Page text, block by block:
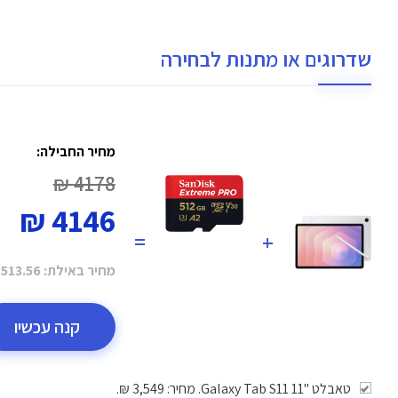
שדרוגים או מתנות לבחירה
+
=
מחיר החבילה:
4178 ₪
4146 ₪
מחיר באילת: ₪
קנה עכשיו
טאבלט "11 Galaxy Tab S11. מחיר: 3,549 ₪.